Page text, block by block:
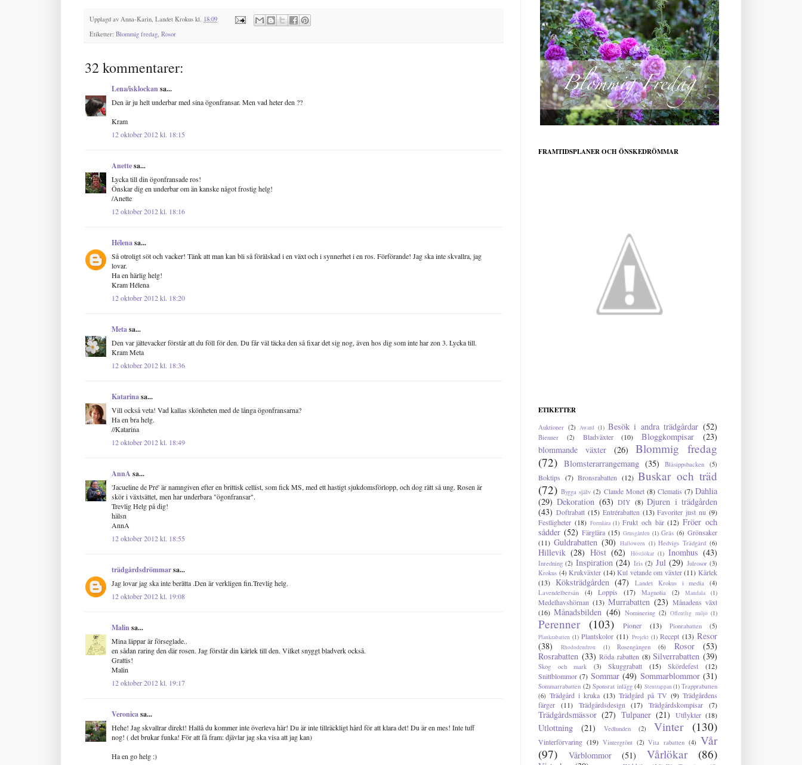
Upplagd av Anna-Karin, Landet Krokus kl. 18:09
Etiketter: Blommig fredag, Rosor
32 kommentarer:
Lena/isklockansa...
Den är ju helt underbar med sina ögonfransar. Men vad heter den ??
Kram
12 oktober 2012 kl. 18:15
Anettesa...
Lycka till din ögonfransade ros!
Önskar dig en underbar om än kanske något frostig helg!
/Anette
12 oktober 2012 kl. 18:16
Hélenasa...
Så otroligt söt och vacker! Tänk att man kan bli så förälskad i en växt och i synnerhet i en ros. Förförande! Jag ska inte skvallra, jag
lovar.
Ha en härlig helg!
Kram Hélena
12 oktober 2012 kl. 18:20
Metasa...
Den var jättevacker förstår att du föll för den. Du får väl täcka den så fixar det sig nog, även hos dig som inte har zon 3. Lycka till.
Kram Meta
12 oktober 2012 kl. 18:36
Katarinasa...
Vill också veta! Vad kallas skönheten med de långa ögonfransarna?
Ha en bra helg.
//Katarina
12 oktober 2012 kl. 18:49
AnnA sa...
'Jacueline de Pré' är namngiven efter en brittisk cellist, som fick MS, med ett hastigt sjukdomsförlopp, och dog rätt så ung. Rosen är
skör i växtsättet, men har underbara "ögonfransar".
Trevlig Helg på dig!
hälsn
AnnA
12 oktober 2012 kl. 18:55
trädgårdsdrömmarsa...
Jag lovar jag ska inte berätta .Den är verkligen fin.Trevlig helg.
12 oktober 2012 kl. 19:08
Malinsa...
Mina läppar är förseglade..
en sådan raring den där rosen. Jag förstår din kärlek till den. Vilket snyggt bladverk också.
Grattis!
Malin
12 oktober 2012 kl. 19:17
Veronicasa...
Hehe! Jag skvallrar direkt! Hallå du kommer inte överleva här! Du är inte tillräckligt hård för att klara det! Du är en mes! Inte tuff
nog! ( det brukar funka! För att få fram: djävlar jag ska visa att jag kan)
Ha en go helg :)
FRAMTIDSPLANER OCH ÖNSKEDRÖMMAR
ETIKETTER
Auktioner (2) Award (1) Besök i andra trädgårdar (52)
Bienner (2) Bladväxter (10) Bloggkompisar
(23)
blommande växter
(26)
Blommig fredag
(72) Blomsterarrangemang (35) Blåsippsbacken (5)
Boktips (7) Bronsrabatten (12) Buskar och träd
(72) Bygga själv (2) Claude Monet (8) Clematis (7) Dahlia
(29) Dekoration (63) DIY (8) Djuren i trädgården
(43) Doftrabatt (15) Entrérabatten (13) Favoriter just nu (9)
Festligheter (18) Formlära (1) Frukt och bär (12) Fröer och
sådder (52) Färglära (15) Grusgården (1) Gräs (6) Grönsaker
(11) Guldrabatten (30) Halloween (1) Hedvigs Trädgård (6)
Hillevik (28) Höst (62) Höstlökar (1) Inomhus (43)
Inredning (2) Inspiration (24) Iris (2) Jul (29) Julrosor (3)
Krokus (4) Krukväxter (14) Kul vetande om växter (11) Kärlek
(13) Köksträdgården (47) Landet Krokus i media
(4)
Lavendelbersån
(4) Loppis (17) Magnolia (2) Mandala (1)
Medelhavshörnan (13) Murrabatten (23) Månadens växt
(16) Månadsbilden (46) Nominering (2) Offentlig miljö (1)
Perenner (103) Pioner (13) Pionrabatten (5)
Plankrabatten (1) Plantskolor (11) Projekt (1) Recept (13) Resor
(38)
Rhododendron (1) Rosengången (6) Rosor
(53)
Rosrabatten (33) Röda rabatten (8) Silverrabatten (39)
Skog och mark (3) Skuggrabatt (15) Skördefest
(12)
Snittblommor (7) Sommar (49) Sommarblommor (31)
Sommarrabatten (2) Sponsrat inlägg (4) Stentrappan(1) Trapprabatten
(6) Trädgård i kruka (13) Trädgård på TV (9) Trädgårdens
färger
(11) Trädgårdsdesign (17) Trädgårdskompisar (7)
Trädgårdsmässor (27) Tulpaner (21) Utflykter (18)
Utlottning (21) Vedlunden (2) Vinter (130)
Vinterförvaring (19) Vintergrönt (2) Vita rabatten (4) Vår
(97)
Vårblommor (51) Vårlökar (86)